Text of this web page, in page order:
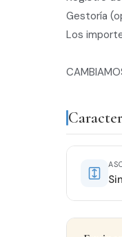
Gestoría
Los